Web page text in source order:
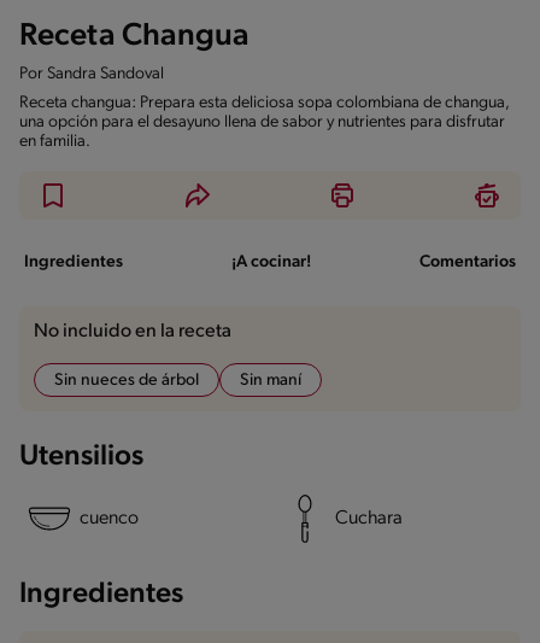
Receta Changua
Por Sandra Sandoval
Receta changua: Prepara esta deliciosa sopa colombiana de changua,
una opción para el desayuno llena de sabor y nutrientes para disfrutar
en familia.
Ingredientes ¡A cocinar! Comentarios
No incluido en la receta
Sin nueces de árbol Sin maní
Utensilios
cuenco Cuchara
Ingredientes